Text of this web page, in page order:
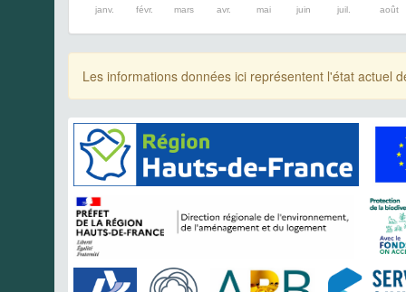
janv. févr. mars avr. mai juin juil. août
Les informations données ici représentent l'état actuel